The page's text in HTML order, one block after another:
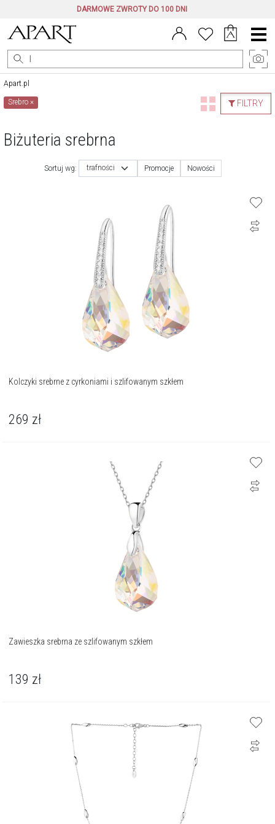
DARMOWE ZWROTY DO 100 DNI
Menu
główne
Apart.pl
FILTRY
Srebro×
Biżuteria srebrna
Sortuj wg: trafności Promocje Nowości
Kolczyki srebrne z cyrkoniami i szlifowanym szkłem
269 zł
Zawieszka srebrna ze szlifowanym szkłem
139 zł